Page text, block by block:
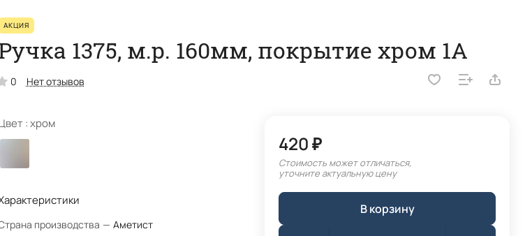
АКЦИЯ
1375, м.р. 160мм, покрытие хром 1А
0 Нет отзывов
:хром
производства — Аметист
420 ₽
Стоимость может отличаться,
уточните актуальную цену
В корзину